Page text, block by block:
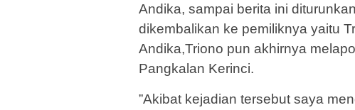
Andika, sampai berita ini
dikembalikan ke pemiliknya yaitu
Andika,Triono pun akhirnya
Pangkalan Kerinci.
”Akibat kejadian tersebut saya